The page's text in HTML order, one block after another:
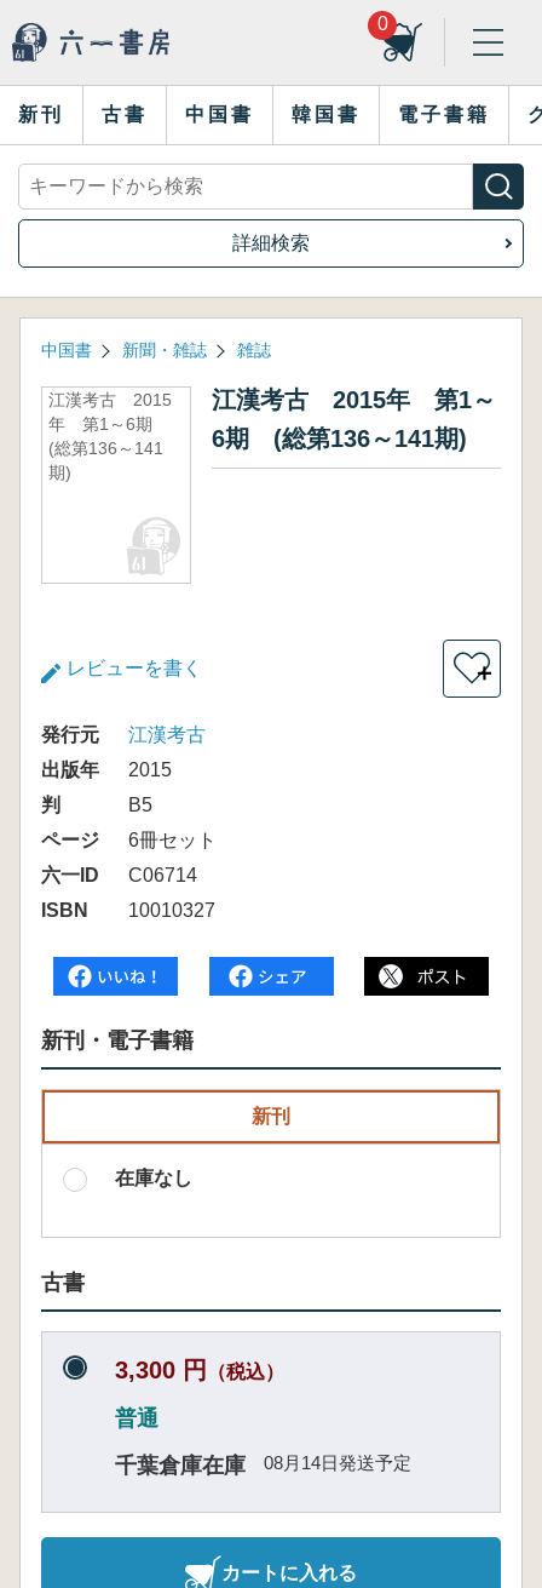
0
新刊 古書 中国書 韓国書 電子書籍
詳細検索
中国書 新聞・雑誌 雑誌
江漢考古 2015
年 第1～6期
(総第136～141
期)
江漢考古 2015年 第1～
6期 (総第136～141期)
レビューを書く ＋
発行元
江漢考古
出版年
2015
判
B5
ページ
6冊セット
六一ID
C06714
ISBN
10010327
新刊・電子書籍
新刊
在庫なし
古書
3,300 円 （税込）
普通
千葉倉庫在庫
08月14日発送予定
カートに入れる